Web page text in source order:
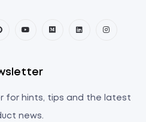
for hints, tips and the latest
news.